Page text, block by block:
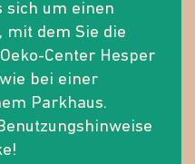
sich um einen
mit dem Sie die
Center Hesper
bei einer
Parkhaus.